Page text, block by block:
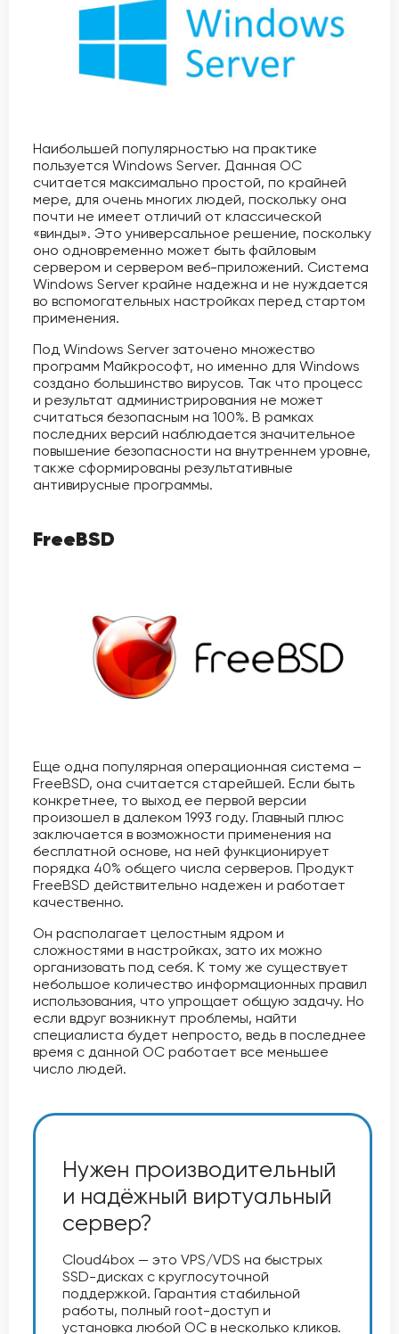
Наибольшей популярностью на практике
пользуется Windows Server. Данная ОС
считается максимально простой, по крайней
мере, для очень многих людей, поскольку она
почти не имеет отличий от классической
«винды». Это универсальное решение, поскольку
оно одновременно может быть файловым
сервером и сервером веб-приложений. Система
Windows Server крайне надежна и не нуждается
во вспомогательных настройках перед стартом
применения.
Под Windows Server заточено множество
программ Майкрософт, но именно для Windows
создано большинство вирусов. Так что процесс
и результат администрирования не может
считаться безопасным на 100%. В рамках
последних версий наблюдается значительное
повышение безопасности на внутреннем уровне,
также сформированы результативные
антивирусные программы.
FreeBSD
Еще одна популярная операционная система –
FreeBSD, она считается старейшей. Если быть
конкретнее, то выход ее первой версии
произошел в далеком 1993 году. Главный плюс
заключается в возможности применения на
бесплатной основе, на ней функционирует
порядка 40% общего числа серверов. Продукт
FreeBSD действительно надежен и работает
качественно.
Он располагает целостным ядром и
сложностями в настройках, зато их можно
организовать под себя. К тому же существует
небольшое количество информационных правил
использования, что упрощает общую задачу. Но
если вдруг возникнут проблемы, найти
специалиста будет непросто, ведь в последнее
время с данной ОС работает все меньшее
число людей.
Нужен производительный
и надёжный виртуальный
сервер?
Cloud4box — это VPS/VDS на быстрых
SSD-дисках с круглосуточной
поддержкой. Гарантия стабильной
работы, полный root-доступ и
установка любой ОС в несколько кликов.